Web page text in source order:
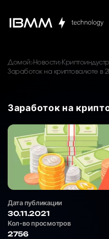
Домой Новости
Заработок на криптовалюте в
Заработок на
Дата публикации
30.11.2021
Кол-во просмотров
2756